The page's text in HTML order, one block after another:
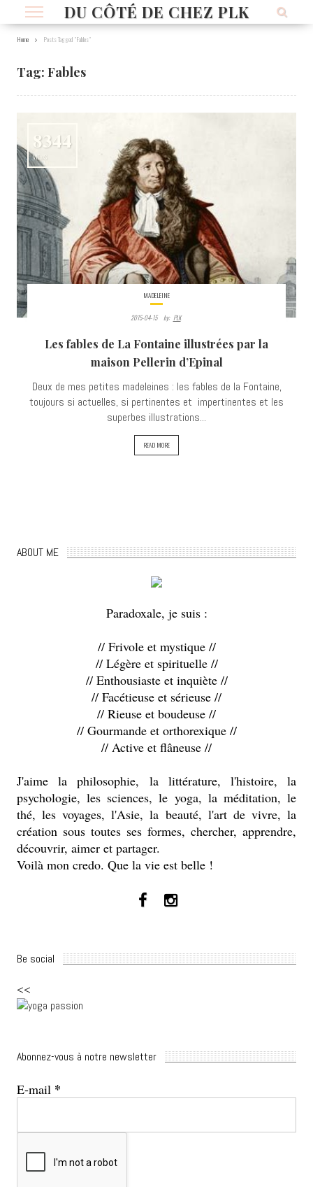
DU CÔTÉ DE CHEZ PLK
Home Posts Tagged "Fables"
Tag: Fables
8344
VIEWS
MADELEINE
2015-04-15 By: PLK
Les fables de La Fontaine illustrées par la
maison Pellerin d’Epinal
Deux de mes petites madeleines : les fables de la Fontaine,
toujours si actuelles, si pertinentes et impertinentes et les
superbes illustrations...
READ MORE
ABOUT ME
Paradoxale, je suis :
// Frivole et mystique //
// Légère et spirituelle //
// Enthousiaste et inquiète //
// Facétieuse et sérieuse //
// Rieuse et boudeuse //
// Gourmande et orthorexique //
// Active et flâneuse //
J'aime la philosophie, la littérature, l'histoire, la
psychologie, les sciences, le yoga, la méditation, le
thé, les voyages, l'Asie, la beauté, l'art de vivre, la
création sous toutes ses formes, chercher, apprendre,
découvrir, aimer et partager.
Voilà mon credo. Que la vie est belle !
Be social
<<
Abonnez-vous à notre newsletter
E-mail *